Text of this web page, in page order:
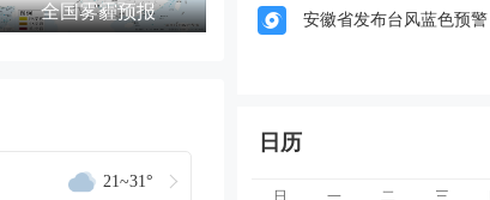
全国雾霾预报
21~31°
安徽省发布台风蓝色预警
日历
日 一 二 三